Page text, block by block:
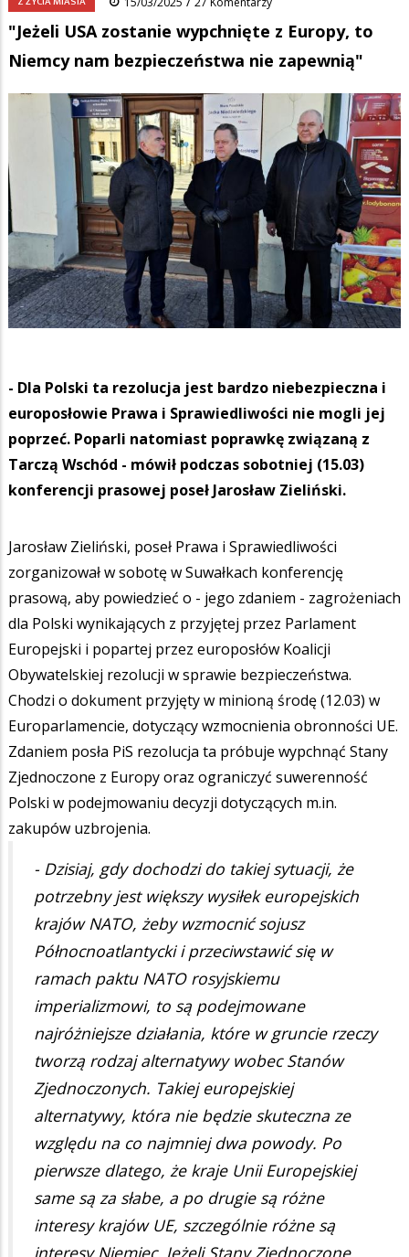
"Jeżeli USA zostanie wypchnięte z Europy, to
Niemcy nam bezpieczeństwa nie zapewnią"
- Dla Polski ta rezolucja jest bardzo niebezpieczna i
europosłowie Prawa i Sprawiedliwości nie mogli jej
poprzeć. Poparli natomiast poprawkę związaną z
Tarczą Wschód - mówił podczas sobotniej (15.03)
konferencji prasowej poseł Jarosław Zieliński.
Jarosław Zieliński, poseł Prawa i Sprawiedliwości
zorganizował w sobotę w Suwałkach konferencję
prasową, aby powiedzieć o - jego zdaniem - zagrożeniach
dla Polski wynikających z przyjętej przez Parlament
Europejski i popartej przez europosłów Koalicji
Obywatelskiej rezolucji w sprawie bezpieczeństwa.
Chodzi o dokument przyjęty w minioną środę (12.03) w
Europarlamencie, dotyczący wzmocnienia obronności UE.
Zdaniem posła PiS rezolucja ta próbuje wypchnąć Stany
Zjednoczone z Europy oraz ograniczyć suwerenność
Polski w podejmowaniu decyzji dotyczących m.in.
zakupów uzbrojenia.
- Dzisiaj, gdy dochodzi do takiej sytuacji, że
potrzebny jest większy wysiłek europejskich
krajów NATO, żeby wzmocnić sojusz
Północnoatlantycki i przeciwstawić się w
ramach paktu NATO rosyjskiemu
imperializmowi, to są podejmowane
najróżniejsze działania, które w gruncie rzeczy
tworzą rodzaj alternatywy wobec Stanów
Zjednoczonych. Takiej europejskiej
alternatywy, która nie będzie skuteczna ze
względu na co najmniej dwa powody. Po
pierwsze dlatego, że kraje Unii Europejskiej
same są za słabe, a po drugie są różne
interesy krajów UE, szczególnie różne są
interesy Niemiec. Jeżeli Stany Zjednoczone